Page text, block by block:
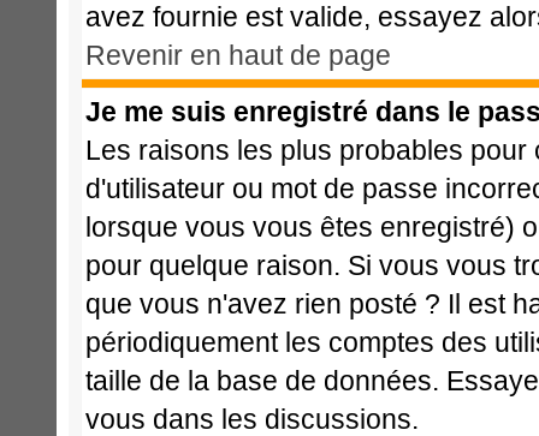
avez fournie est valide, essayez
Revenir en haut de page
Je me suis enregistré dans le
Les raisons les plus probables
d'utilisateur ou mot de passe
lorsque vous vous êtes enregistré)
pour quelque raison. Si vous vous
que vous n'avez rien posté ? Il est
périodiquement les comptes des
taille de la base de données.
vous dans les discussions.